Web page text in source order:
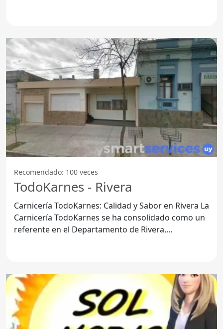
Recomendado: 100 veces
TodoKarnes - Rivera
Carnicería TodoKarnes: Calidad y Sabor en Rivera La
Carnicería TodoKarnes se ha consolidado como un
referente en el Departamento de Rivera,